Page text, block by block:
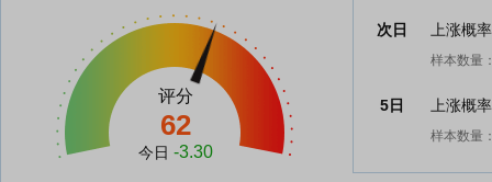
评分
62
今日 -3.30
次日 上涨概
样本数量
5日 上涨概
样本数量